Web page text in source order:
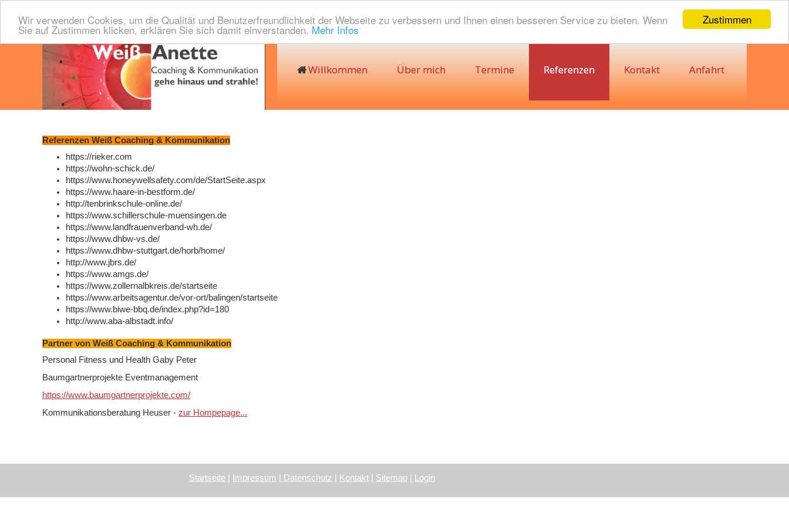
Zustimmen
Wir verwenden Cookies, um die Qualität und Benutzerfreundlichkeit der Webseite zu verbessern und Ihnen einen besseren Service zu bieten. Wenn
Sie auf Zustimmen klicken, erklären Sie sich damit einverstanden. Mehr Infos
Willkommen Über mich Termine Referenzen Kontakt Anfahrt
Referenzen Weiß Coaching & Kommunikation
https://rieker.com
https://wohn-schick.de/
https://www.honeywellsafety.com/de/StartSeite.aspx
https://www.haare-in-bestform.de/
http://tenbrinkschule-online.de/
https://www.schillerschule-muensingen.de
https://www.landfrauenverband-wh.de/
https://www.dhbw-vs.de/
https://www.dhbw-stuttgart.de/horb/home/
http://www.jbrs.de/
https://www.amgs.de/
https://www.zollernalbkreis.de/startseite
https://www.arbeitsagentur.de/vor-ort/balingen/startseite
https://www.biwe-bbq.de/index.php?id=180
http://www.aba-albstadt.info/
Partner von Weiß Coaching & Kommunikation
Personal Fitness und Health Gaby Peter
Baumgartnerprojekte Eventmanagement
https://www.baumgartnerprojekte.com/
Kommunikationsberatung Heuser - zur Hompepage...
Startseite Impressum Datenschutz Kontakt Sitemap Login